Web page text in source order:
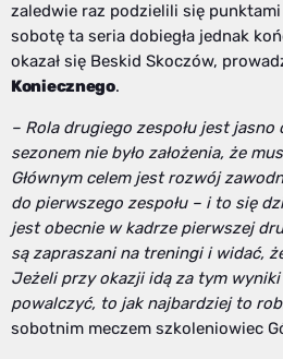
zaledwie raz podzielili się
sobotę ta seria dobiegła jednak
okazał się Beskid Skoczów,
Koniecznego.
– Rola drugiego zespołu jest jasno
sezonem nie było założenia, że
Głównym celem jest rozwój
do pierwszego zespołu – i to się
jest obecnie w kadrze pierwszej
są zapraszani na treningi i widać,
Jeżeli przy okazji idą za tym
powalczyć, to jak najbardziej to
sobotnim meczem szkoleniowiec